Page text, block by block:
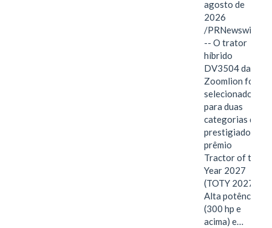
agosto de
2026
/PRNewswire/
-- O trator
híbrido
DV3504 da
Zoomlion foi
selecionado
para duas
categorias do
prestigiado
prêmio
Tractor of the
Year 2027
(TOTY 2027:
Alta potência
(300 hp e
acima) e…